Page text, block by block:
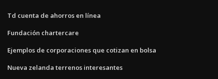
Td cuenta de ahorros en línea
Fundación chartercare
Ejemplos de corporaciones que cotizan en bolsa
Nueva zelanda terrenos interesantes